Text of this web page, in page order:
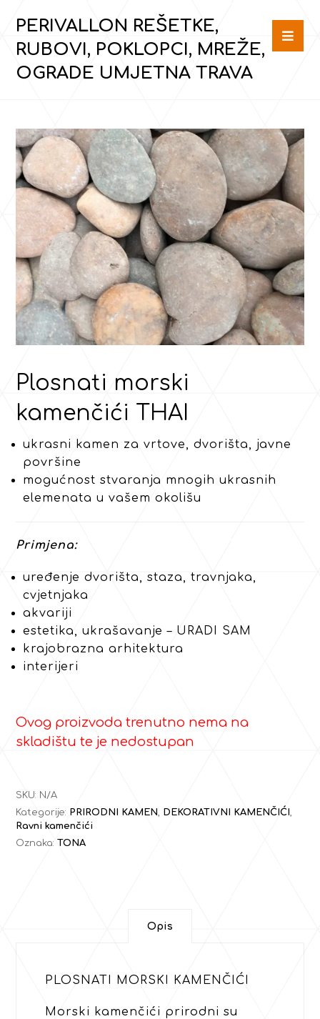
PERIVALLON REŠETKE,
RUBOVI, POKLOPCI, MREŽE,
OGRADE UMJETNA TRAVA
Plosnati morski
kamenčići THAI
ukrasni kamen za vrtove, dvorišta, javne
površine
mogućnost stvaranja mnogih ukrasnih
elemenata u vašem okolišu
Primjena:
uređenje dvorišta, staza, travnjaka,
cvjetnjaka
akvariji
estetika, ukrašavanje – URADI SAM
krajobrazna arhitektura
interijeri
Ovog proizvoda trenutno nema na
skladištu te je nedostupan
SKU: N/A
Kategorije: PRIRODNI KAMEN, DEKORATIVNI KAMENČIĆI,
Ravni kamenčići
Oznaka: TONA
Opis
PLOSNATI MORSKI KAMENČIĆI
Morski kamenčići prirodni su